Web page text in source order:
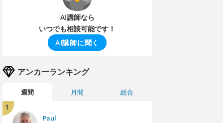
AI講師なら
いつでも相談可能です！
AI講師に聞く
アンカーランキング
週間 月間 総合
1
Paul